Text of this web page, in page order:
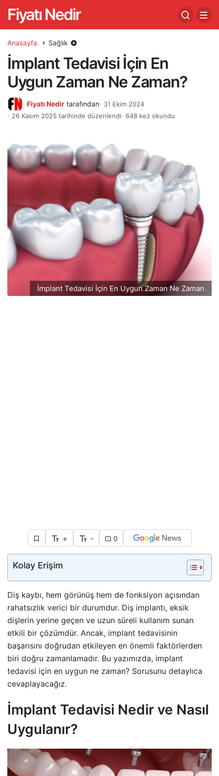
Fiyatı Nedir
Anasayfa Sağlık
İmplant Tedavisi İçin En
Uygun Zaman Ne Zaman?
Fiyatı Nedir tarafından
31 Ekim 2024
26 Kasım 2025 tarihinde düzenlendi
648 kez okundu
İmplant Tedavisi İçin En Uygun Zaman Ne Zaman
+ - 0
Kolay Erişim
Diş kaybı, hem görünüş hem de fonksiyon açısından
rahatsızlık verici bir durumdur. Diş implantı, eksik
dişlerin yerine geçen ve uzun süreli kullanım sunan
etkili bir çözümdür. Ancak, implant tedavisinin
başarısını doğrudan etkileyen en önemli faktörlerden
biri doğru zamanlamadır. Bu yazımızda, implant
tedavisi için en uygun ne zaman? Sorusunu detaylıca
cevaplayacağız.
İmplant Tedavisi Nedir ve Nasıl
Uygulanır?